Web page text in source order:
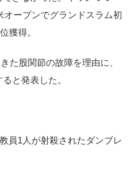
オープンでグランドスラム初
獲得。
た股関節の故障を理由に、
と発表した。
員1人が射殺されたダンブレ